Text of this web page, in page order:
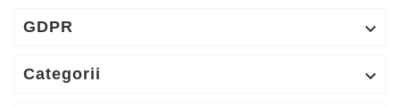
GDPR 
Categorii 